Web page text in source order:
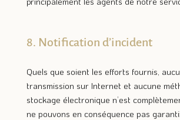
8. Notification d’incident
Quels que soient les efforts fournis,
transmission sur Internet et aucune
stockage électronique n’est
ne pouvons en conséquence pas